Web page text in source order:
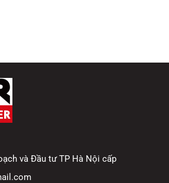
và Đầu tư TP Hà Nội cấp